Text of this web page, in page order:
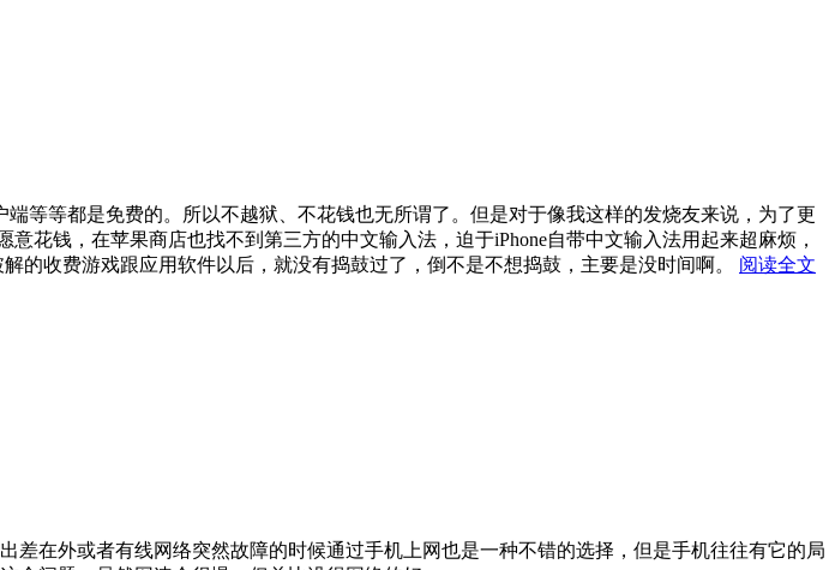
等等都是免费的。所以不越狱、不花钱也无所谓了。但是对于像我这样的发烧友来说，为了更
花钱，在苹果商店也找不到第三方的中文输入法，迫于iPhone自带中文输入法用起来超麻烦，
的收费游戏跟应用软件以后，就没有捣鼓过了，倒不是不想捣鼓，主要是没时间啊。 阅读全文
在外或者有线网络突然故障的时候通过手机上网也是一种不错的选择，但是手机往往有它的局